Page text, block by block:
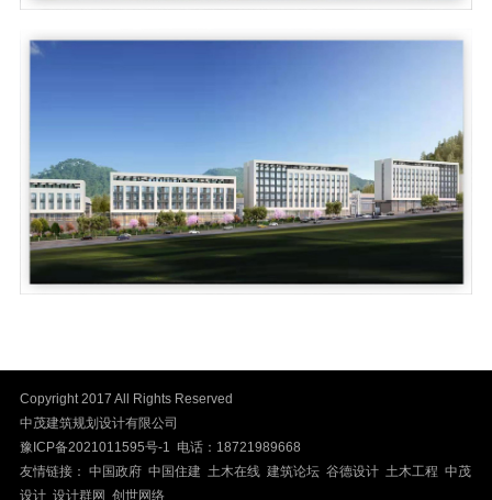
Copyright 2017 All Rights Reserved
中茂建筑规划设计有限公司
豫ICP备2021011595号-1 电话：18721989668
友情链接： 中国政府 中国住建 土木在线 建筑论坛 谷德设计 土木工程 中茂
设计设计群网 创世网络